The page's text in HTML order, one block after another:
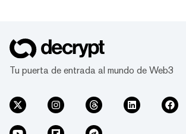
Tu puerta de entrada al mundo de Web3